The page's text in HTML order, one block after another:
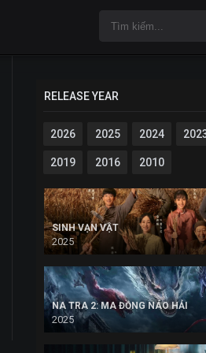
RELEASE YEAR
2026 2025 2024
2019 2016 2010
SINH VẠN VẬT
2025
NA TRA 2: MA ĐỒNG NÁO HẢI
2025